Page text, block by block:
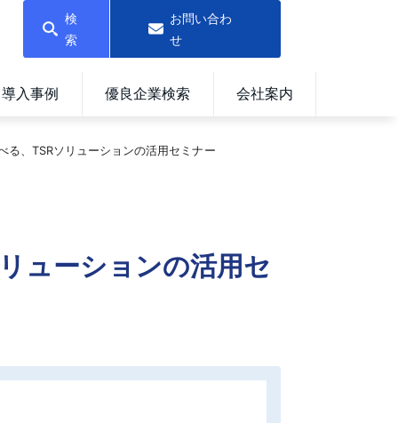
検
索
お問い合わ
せ
導入事例 優良企業検索 会社案内
る、TSRソリューションの活用セミナー
ューションの活用セ